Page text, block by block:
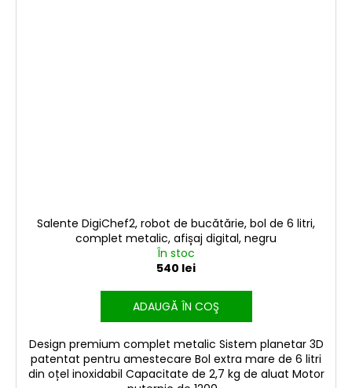
Salente DigiChef2, robot de bucătărie, bol de 6 litri,
complet metalic, afișaj digital, negru
În stoc
540 lei
ADAUGĂ ÎN COŞ
Design premium complet metalic Sistem planetar 3D
patentat pentru amestecare Bol extra mare de 6 litri
din oțel inoxidabil Capacitate de 2,7 kg de aluat Motor